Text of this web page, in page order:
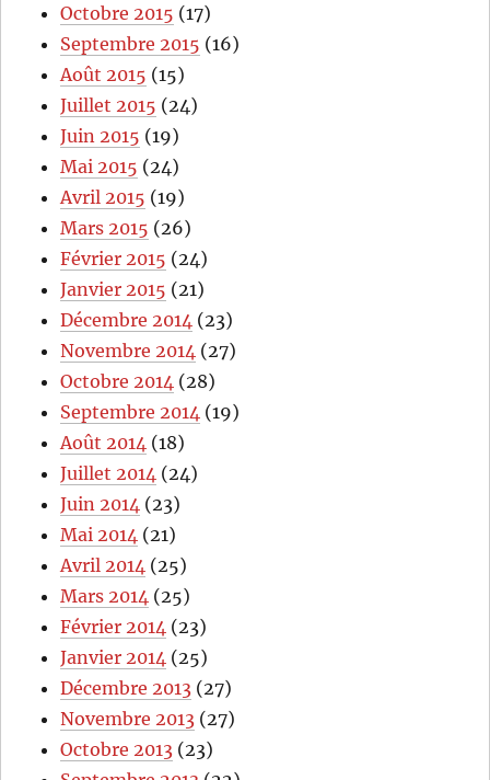
Octobre 2015 (17)
Septembre 2015 (16)
Août 2015 (15)
Juillet 2015 (24)
Juin 2015 (19)
Mai 2015 (24)
Avril 2015 (19)
Mars 2015 (26)
Février 2015 (24)
Janvier 2015 (21)
Décembre 2014 (23)
Novembre 2014 (27)
Octobre 2014 (28)
Septembre 2014 (19)
Août 2014 (18)
Juillet 2014 (24)
Juin 2014 (23)
Mai 2014 (21)
Avril 2014 (25)
Mars 2014 (25)
Février 2014 (23)
Janvier 2014 (25)
Décembre 2013 (27)
Novembre 2013 (27)
Octobre 2013 (23)